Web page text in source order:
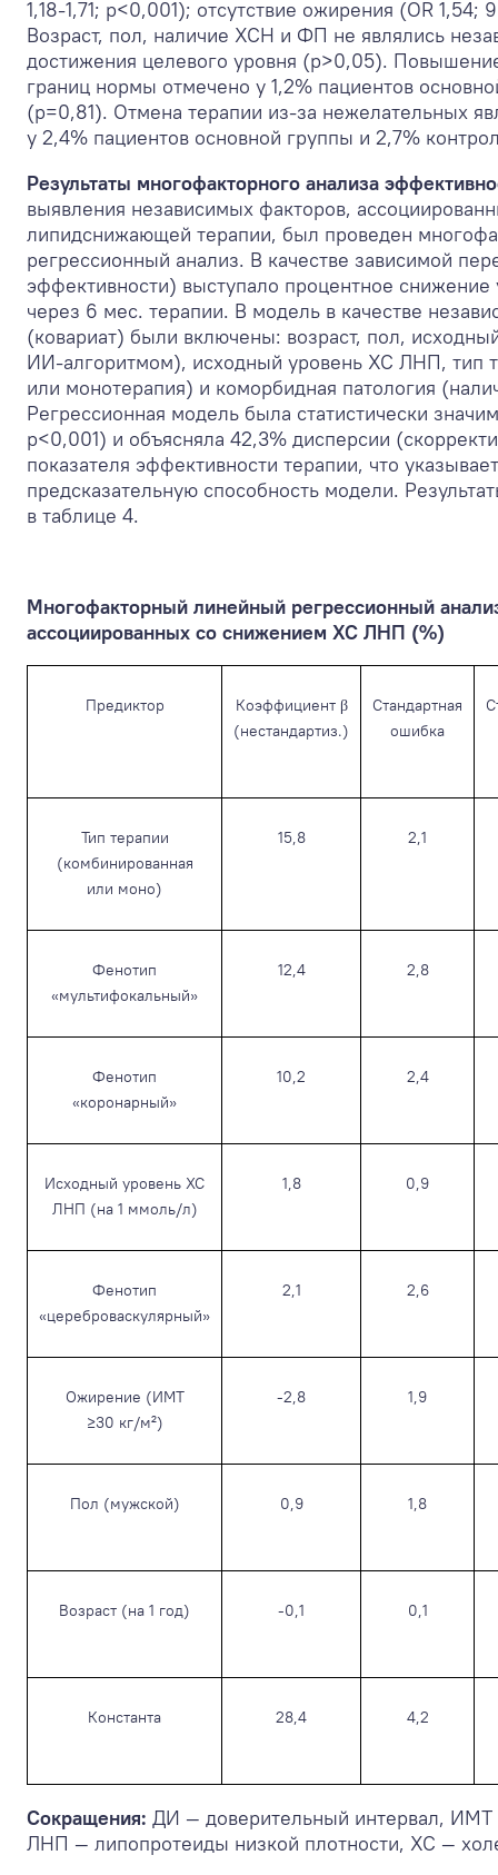
1,18-1,71; p<0,001); отсутствие ожирения (OR
Возраст, пол, наличие ХСН и ФП не являлись
достижения целевого уровня (p>0,05).
границ нормы отмечено у 1,2% пациентов
(p=0,81). Отмена терапии из-за нежелательных
у 2,4% пациентов основной группы и 2,7%
Результаты многофакторного анализа
выявления независимых факторов,
липидснижающей терапии, был проведен
регрессионный анализ. В качестве зависимой
эффективности) выступало процентное
через 6 мес. терапии. В модель в качестве
(ковариат) были включены: возраст, пол,
ИИ-алгоритмом), исходный уровень ХС ЛНП, тип
или монотерапия) и коморбидная патология
Регрессионная модель была статистически
p<0,001) и объясняла 42,3% дисперсии
показателя эффективности терапии, что
предсказательную способность модели.
в таблице 4.
Многофакторный линейный регрессионный
ассоциированных со снижением ХС ЛНП (%)
Предиктор
Коэффициент β
(нестандартиз.)
Стандартная
ошибка
Тип терапии
(комбинированная
или моно)
15,8 2,1
Фенотип
«мультифокальный»
12,4 2,8
Фенотип
«коронарный»
10,2 2,4
Исходный уровень ХС
ЛНП (на 1 ммоль/л)
1,8 0,9
Фенотип
«цереброваскулярный»
2,1 2,6
Ожирение (ИМТ
≥30 кг/м²)
-2,8 1,9
Пол (мужской) 0,9 1,8
Возраст (на 1 год) -0,1 0,1
Константа 28,4 4,2
Сокращения: ДИ — доверительный интервал, ИМТ
ЛНП — липопротеиды низкой плотности, ХС —